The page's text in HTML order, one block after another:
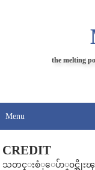
the
CREDIT
သတင္းစံုေပ်ာ္၀င္အိုး